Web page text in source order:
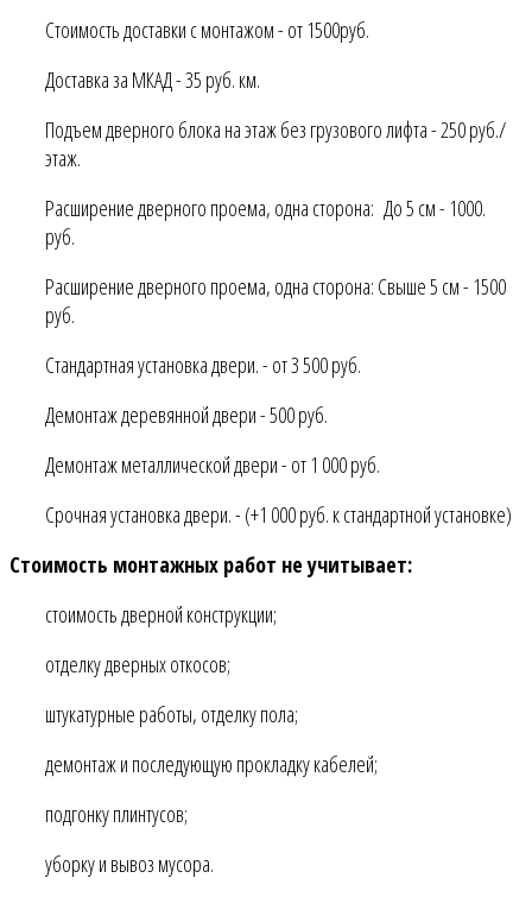
Стоимость доставки с монтажом - от 1500руб.
Доставка за МКАД - 35 руб. км.
Подъем дверного блока на этаж без грузового лифта - 250 руб./
этаж.
Расширение дверного проема, одна сторона: До 5 см - 1000.
руб.
Расширение дверного проема, одна сторона: Свыше 5 см - 1500
руб.
Стандартная установка двери. - от 3 500 руб.
Демонтаж деревянной двери - 500 руб.
Демонтаж металлической двери - от 1 000 руб.
Срочная установка двери. - (+1 000 руб. к стандартной установке)
Стоимость монтажных работ не учитывает:
стоимость дверной конструкции;
отделку дверных откосов;
штукатурные работы, отделку пола;
демонтаж и последующую прокладку кабелей;
подгонку плинтусов;
уборку и вывоз мусора.